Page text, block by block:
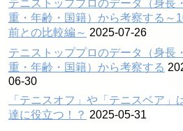
テニストッププロのデータ（身長
重・年齢・国籍）から考察する～
前との比較編～ 2025-07-26
テニストッププロのデータ（身長
重・年齢・国籍）から考察する
06-30
「テニスオフ」や「テニスベア」
達に役立つ！？ 2025-05-31